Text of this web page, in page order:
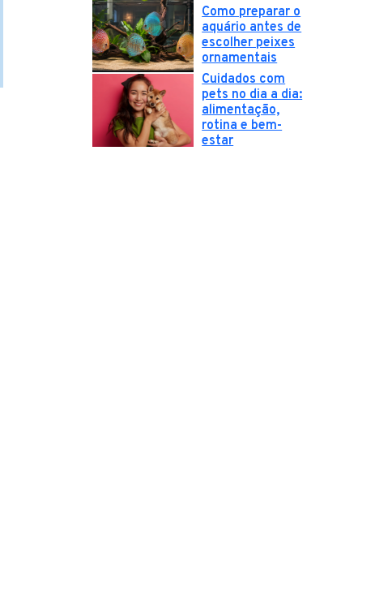
Como preparar o
aquário antes de
escolher peixes
ornamentais
Cuidados com
pets no dia a dia:
alimentação,
rotina e bem-
estar